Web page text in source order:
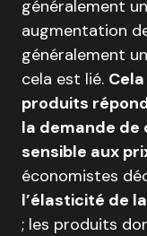
généralement
augmentation
généralement
cela est lié.
produits
la demande
sensible aux
économistes
l’élasticité de
; les produits